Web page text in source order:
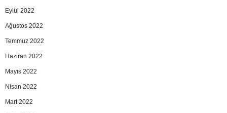
Eylül 2022
Ağustos 2022
Temmuz 2022
Haziran 2022
Mayıs 2022
Nisan 2022
Mart 2022